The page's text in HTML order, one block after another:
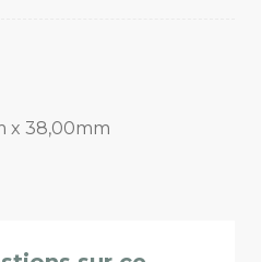
x 38,00mm